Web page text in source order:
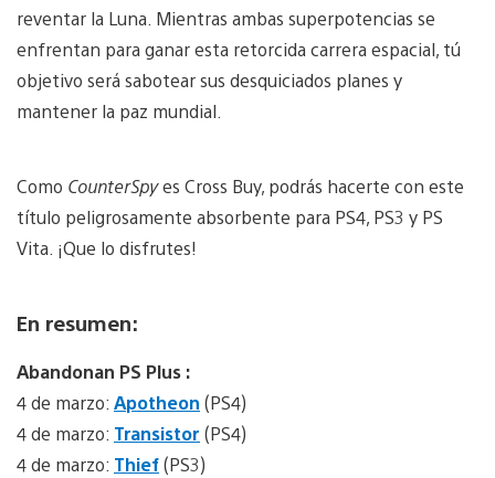
reventar la Luna. Mientras ambas superpotencias se
enfrentan para ganar esta retorcida carrera espacial, tú
objetivo será sabotear sus desquiciados planes y
mantener la paz mundial.
Como CounterSpyes Cross Buy, podrás hacerte con este
título peligrosamente absorbente para PS4, PS3 y PS
Vita. ¡Que lo disfrutes!
En resumen:
Abandonan PS Plus :
4 de marzo: Apotheon (PS4)
4 de marzo: Transistor (PS4)
4 de marzo: Thief(PS3)